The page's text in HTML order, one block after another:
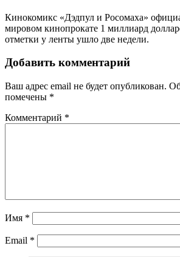
Кинокомикс «Дэдпул и Росомаха»
мировом кинопрокате 1 миллиард
отметки у ленты ушло две недели.
Добавить комментарий
Ваш адрес email не будет опубликован.
помечены *
Комментарий *
Имя *
Email *